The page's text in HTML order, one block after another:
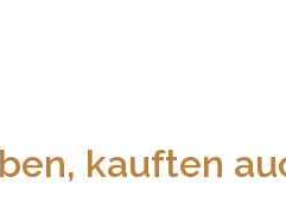
kauften